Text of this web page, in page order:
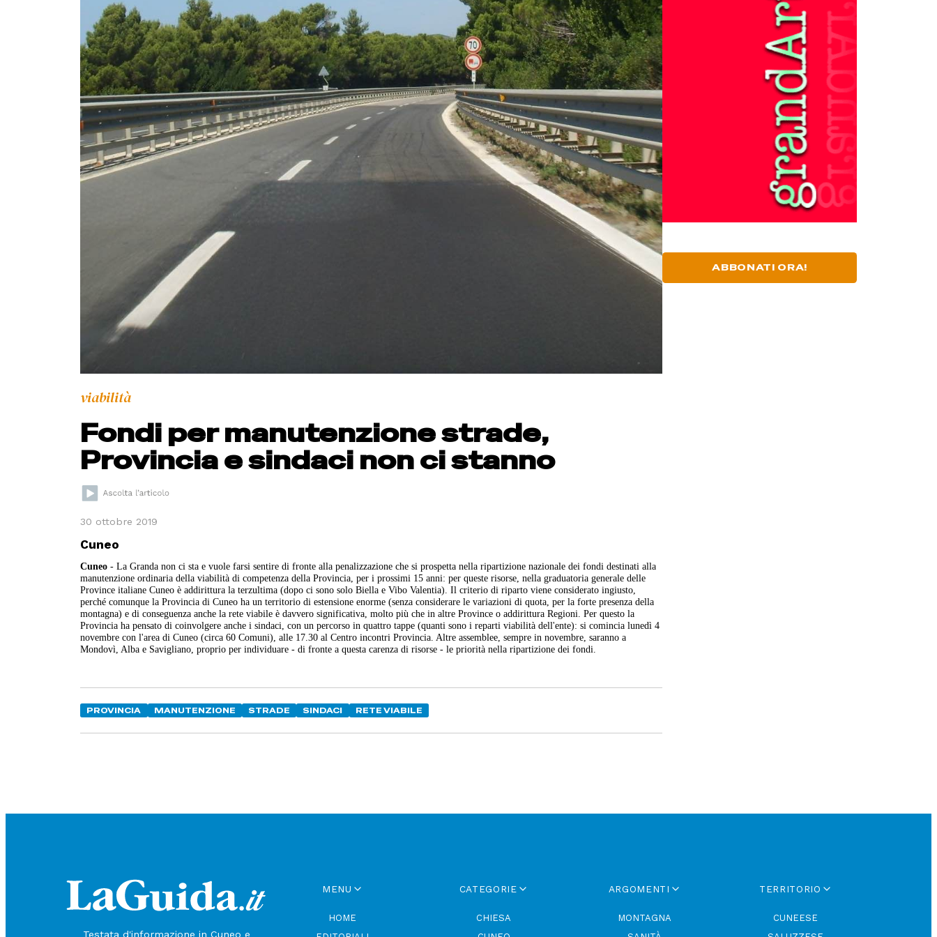
viabilità
Fondi per manutenzione strade,
Provincia e sindaci non ci stanno
30 ottobre 2019
Cuneo
Cuneo - La Granda non ci sta e vuole farsi sentire di fronte alla penalizzazione che si prospetta nella ripartizione nazionale dei fondi destinati alla
manutenzione ordinaria della viabilità di competenza della Provincia, per i prossimi 15 anni: per queste risorse, nella graduatoria generale delle
Province italiane Cuneo è addirittura la terzultima (dopo ci sono solo Biella e Vibo Valentia). Il criterio di riparto viene considerato ingiusto,
perché comunque la Provincia di Cuneo ha un territorio di estensione enorme (senza considerare le variazioni di quota, per la forte presenza della
montagna) e di conseguenza anche la rete viabile è davvero significativa, molto più che in altre Province o addirittura Regioni. Per questo la
Provincia ha pensato di coinvolgere anche i sindaci, con un percorso in quattro tappe (quanti sono i reparti viabilità dell'ente): si comincia lunedì 4
novembre con l'area di Cuneo (circa 60 Comuni), alle 17.30 al Centro incontri Provincia. Altre assemblee, sempre in novembre, saranno a
Mondovì, Alba e Savigliano, proprio per individuare - di fronte a questa carenza di risorse - le priorità nella ripartizione dei fondi.
PROVINCIA MANUTENZIONE STRADE SINDACI RETE VIABILE
ABBONATI ORA!
Testata d'informazione in Cuneo e
MENU
HOME
CATEGORIE
CHIESA
ARGOMENTI
MONTAGNA
TERRITORIO
CUNEESE